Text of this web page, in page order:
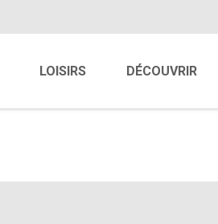
LOISIRS DÉCOUVRIR